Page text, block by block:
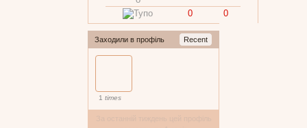
0
0
Заходили в профіль Recent
1 times